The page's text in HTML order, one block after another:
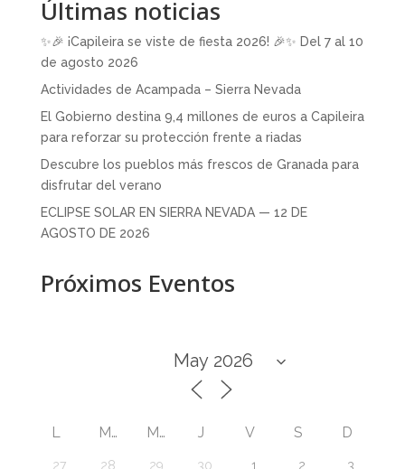
Últimas noticias
✨🎉 ¡Capileira se viste de fiesta 2026! 🎉✨ Del 7 al 10
de agosto 2026
Actividades de Acampada – Sierra Nevada
El Gobierno destina 9,4 millones de euros a Capileira
para reforzar su protección frente a riadas
Descubre los pueblos más frescos de Granada para
disfrutar del verano
ECLIPSE SOLAR EN SIERRA NEVADA — 12 DE
AGOSTO DE 2026
Próximos Eventos
L M M J V S D
27 28 29 30 1 2 3